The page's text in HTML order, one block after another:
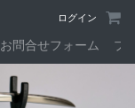
ログイン
お問合せフォーム プ